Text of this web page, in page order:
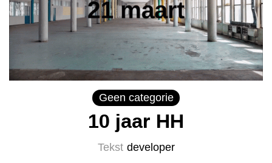
Geen categorie
10 jaar HH
Tekst developer